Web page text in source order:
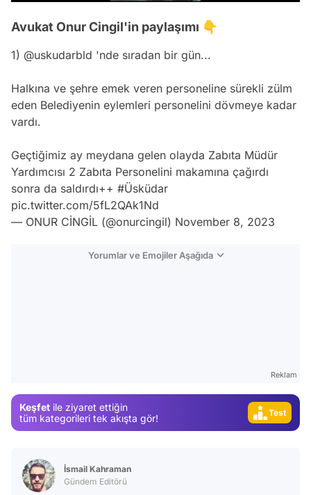
Avukat Onur Cingil'in paylaşımı 👇
1) @uskudarbld 'nde sıradan bir gün...
Halkına ve şehre emek veren personeline sürekli zülm
eden Belediyenin eylemleri personelini dövmeye kadar
vardı.
Geçtiğimiz ay meydana gelen olayda Zabıta Müdür
Yardımcısı 2 Zabıta Personelini makamına çağırdı
sonra da saldırdı++ #Üsküdar
pic.twitter.com/5fL2QAk1Nd
— ONUR CİNGİL (@onurcingil) November 8, 2023
Yorumlar ve Emojiler Aşağıda
Reklam
Keşfet ile ziyaret ettiğin
tüm kategorileri tek akışta gör!
Gündem
İsmail Kahraman
Gündem Editörü